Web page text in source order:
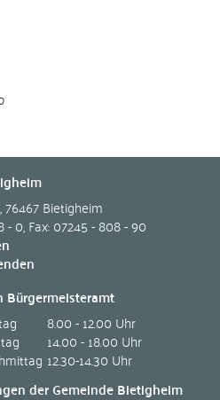
,76467Bietigheim
- 0,Fax: 07245 - 808 - 90
Bürgermeisteramt
8.00 - 12.00 Uhr
14.00 - 18.00 Uhr
12.30-14.30 Uhr
der Gemeinde Bietigheim